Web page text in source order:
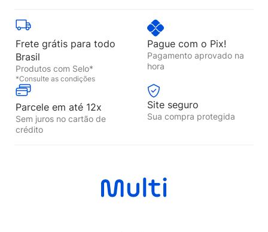
Frete grátis para todo
Brasil
Produtos com Selo*
*Consulte as condições
Pague com o Pix!
Pagamento aprovado na
hora
Parcele em até 12x
Sem juros no cartão de
crédito
Site seguro
Sua compra protegida